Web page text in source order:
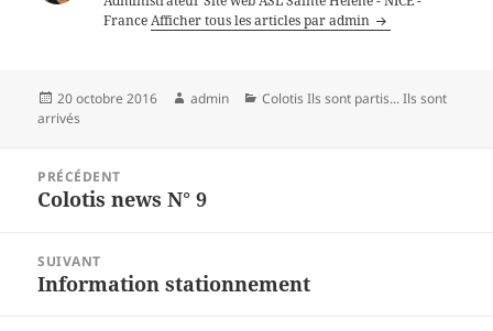
FranceAfficher tous les articles par admin
Publié
le
20 octobre 2016 Auteur
admin Catégories
Colotis Ils sont partis... Ils sont
arrivés
l’article
PRÉCÉDENT
Article
Colotis news N° 9
SUIVANT
Article
Information stationnement